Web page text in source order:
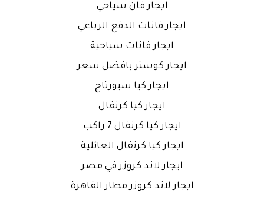
ايجار فان سياحي
ايجار فانات الدفع الرباعي
ايجار فانات سياحية
ايجار كوستر بافضل سعر
ايجار كيا سبورتاج
ايجار كيا كرنفال
ايجار كيا كرنفال 7 راكب
ايجار كيا كرنفال العائلية
ايجار لاند كروزر في مصر
ايجار لاند كروزر مطار القاهرة